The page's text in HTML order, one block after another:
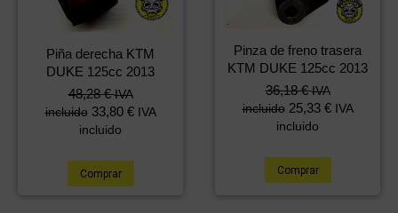
Piña derecha KTM
DUKE 125cc 2013
48,28€ IVA
incluido 33,80 € IVA
incluido
Comprar
Pinza de freno trasera
KTM DUKE 125cc 2013
36,18€ IVA
incluido 25,33 € IVA
incluido
Comprar